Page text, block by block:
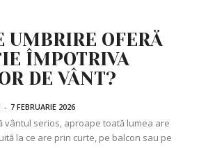
UMBRIRE OFERĂ
ÎMPOTRIVA
DE VÂNT?
- 7 FEBRUARIE 2026
vântul serios, aproape toată lumea are
la ce are prin curte, pe balcon sau pe